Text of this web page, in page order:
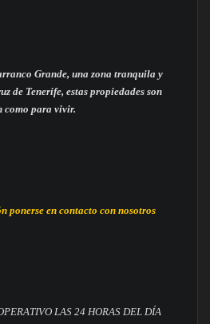
Grande, una zona tranquila y
de Tenerife, estas propiedades son
como para vivir.
ponerse en contacto con nosotros
LAS 24 HORAS DEL DÍA